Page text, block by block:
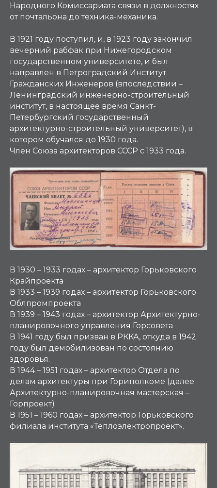
Народного Комиссариата связи в должностях
от почтальона до техника-механика.
В 1921 году поступил, и, в 1923 году закончил
вечерний рабфак при Нижегородском
государственном университете, и был
направлен в Петроградский Институт
Гражданских Инженеров (впоследствии –
Ленинградский инженерно-строительный
институт, в настоящее время Санкт-
Петербургский государственный
архитектурно-строительный университет), в
котором обучался до 1930 года.
Член Союза архитекторов СССР с 1933 года.
В 1930 – 1933 годах – архитектор Горьковского
Крайпроекта
В 1933 – 1939 годах – архитектор Горьковского
Облпромпроекта
В 1939 – 1943 годах – архитектор Архитектурно-
планировочного управления Горсовета
В 1941 году был призван в РККА, откуда в 1942
году был демобилизован по состоянию
здоровья.
В 1944 – 1951 годах – архитектор Отдела по
делам архитектуры при Гориполкоме (далее
Архитектурно-планировочная мастерская –
Горпроект)
В 1951 – 1960 годах – архитектор Горьковского
филиала института «Теплоэлектропроект».